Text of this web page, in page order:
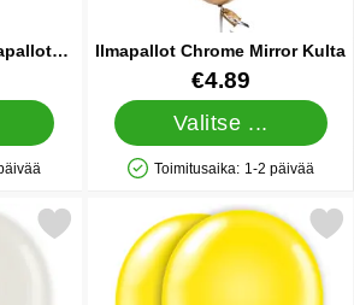
Ilmapallot Chrome Mirror Kulta
Tuote.nro 17888
€4.89
Valitse ...
Saatavuus: Varastossa
Toimitusaika: 1-2 päivää
Valkoinen suosikiksiMerkitse ilmapallot